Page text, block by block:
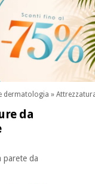
dermatologia »
da
parete da